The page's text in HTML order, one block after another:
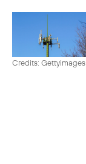
Credits: Gettyimages